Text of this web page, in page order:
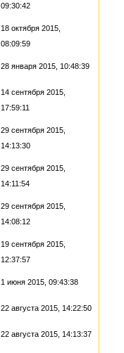
09:30:42
18 октября 2015,
08:09:59
28 января 2015, 10:48:39
14 сентября 2015,
17:59:11
29 сентября 2015,
14:13:30
29 сентября 2015,
14:11:54
29 сентября 2015,
14:08:12
19 сентября 2015,
12:37:57
1 июня 2015, 09:43:38
22 августа 2015, 14:22:50
22 августа 2015, 14:13:37